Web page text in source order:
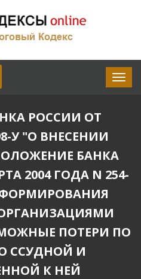
РОССИИ ОТ
У "О ВНЕСЕНИИ
БАНКА
2004 ГОДА N 254-
ПОТЕРИ ПО
ССУДНОЙ И
К НЕЙ